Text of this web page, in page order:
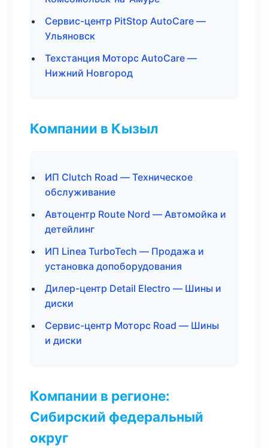
Сервис-центр PitStop AutoCare —
Ульяновск
Техстанция Моторс AutoCare —
Нижний Новгород
Компании в Кызыл
ИП Clutch Road — Техническое
обслуживание
Автоцентр Route Nord — Автомойка и
детейлинг
ИП Linea TurboTech — Продажа и
установка допоборудования
Дилер-центр Detail Electro — Шины и
диски
Сервис-центр Моторс Road — Шины
и диски
Компании в регионе:
Сибирский федеральный
округ